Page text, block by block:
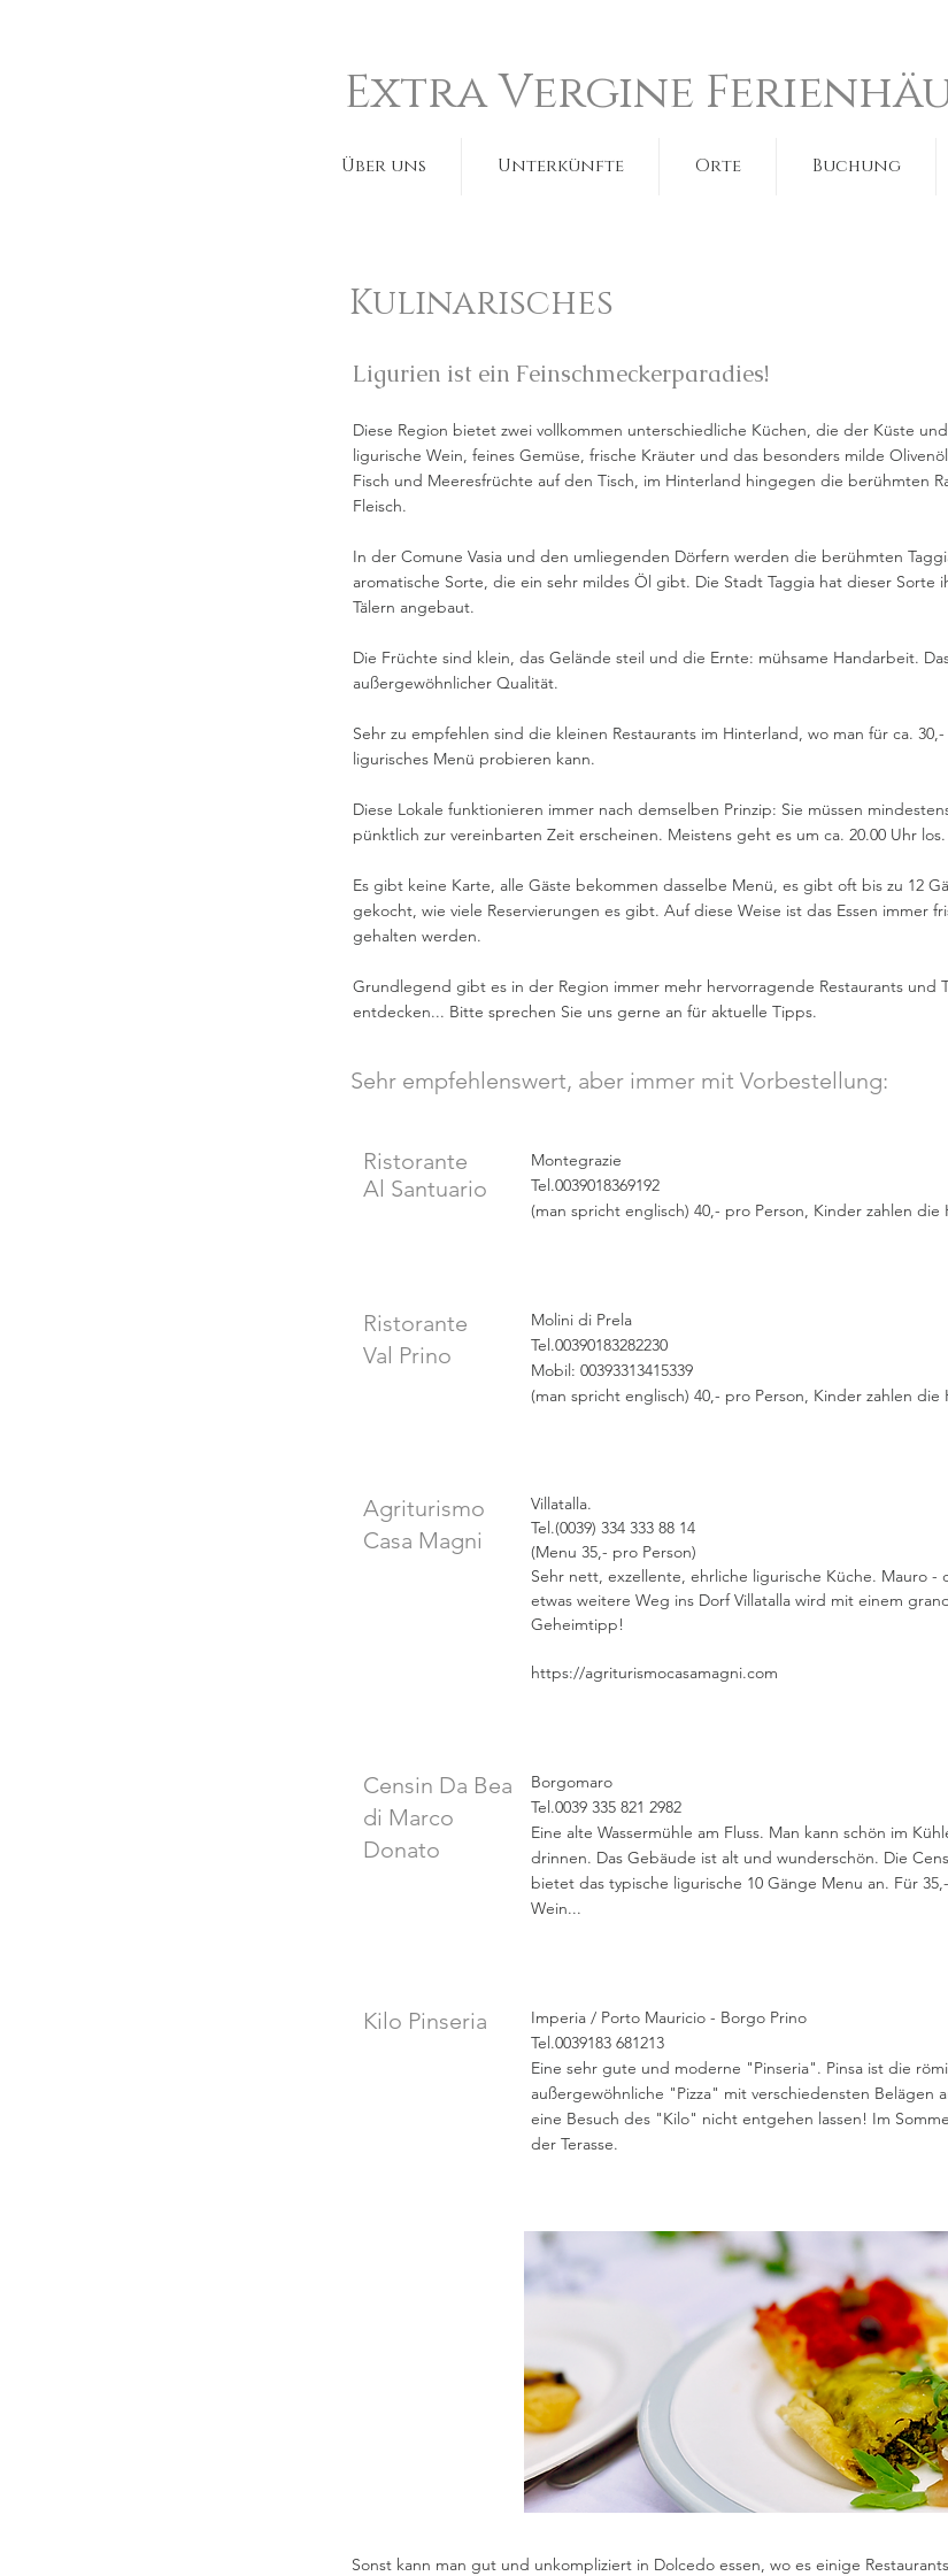
Extra Vergine
Über uns Unterkünfte Orte Buchung
Kulinarisches
Ligurien ist ein Feinschmeckerparadies!
Diese Region bietet zwei vollkommen unterschiedliche Küchen, die der Küste
ligurische Wein, feines Gemüse, frische Kräuter und das besonders milde
Fisch und Meeresfrüchte auf den Tisch, im Hinterland hingegen die berühmten
Fleisch.
In der Comune Vasia und den umliegenden Dörfern werden die berühmten
aromatische Sorte, die ein sehr mildes Öl gibt. Die Stadt Taggia hat dieser
Tälern angebaut.
Die Früchte sind klein, das Gelände steil und die Ernte: mühsame Handarbeit.
außergewöhnlicher Qualität.
Sehr zu empfehlen sind die kleinen Restaurants im Hinterland, wo man für ca.
ligurisches Menü probieren kann.
Diese Lokale funktionieren immer nach demselben Prinzip: Sie müssen
pünktlich zur vereinbarten Zeit erscheinen. Meistens geht es um ca. 20.00 Uhr los.
Es gibt keine Karte, alle Gäste bekommen dasselbe Menü, es gibt oft bis zu 12
gekocht, wie viele Reservierungen es gibt. Auf diese Weise ist das Essen immer
gehalten werden.
Grundlegend gibt es in der Region immer mehr hervorragende Restaurants und
entdecken... Bitte sprechen Sie uns gerne an für aktuelle Tipps.
Sehr empfehlenswert, aber immer mit Vorbestellung:
Ristorante
Al Santuario
Montegrazie
Tel.0039018369192
(man spricht englisch) 40,- pro Person, Kinder zahlen die
Ristorante
Val Prino
Molini di Prela
Tel.00390183282230
Mobil: 00393313415339
(man spricht englisch) 40,- pro Person, Kinder zahlen die
Agriturismo
Casa Magni
Villatalla.
Tel.(0039) 334 333 88 14
(Menu 35,- pro Person)
Sehr nett, exzellente, ehrliche ligurische Küche. Mauro
etwas weitere Weg ins Dorf Villatalla wird mit einem
Geheimtipp!
https://agriturismocasamagni.com
Censin Da Bea
di Marco
Donato
Borgomaro
Tel.0039 335 821 2982
Eine alte Wassermühle am Fluss. Man kann schön im
drinnen. Das Gebäude ist alt und wunderschön. Die
bietet das typische ligurische 10 Gänge Menu an. Für
Wein...
Kilo Pinseria
Imperia / Porto Mauricio - Borgo Prino
Tel.0039183 681213
Eine sehr gute und moderne "Pinseria". Pinsa ist die
außergewöhnliche "Pizza" mit verschiedensten Belägen
eine Besuch des "Kilo" nicht entgehen lassen! Im
der Terasse.
Sonst kann man gut und unkompliziert in Dolcedo essen, wo es einige